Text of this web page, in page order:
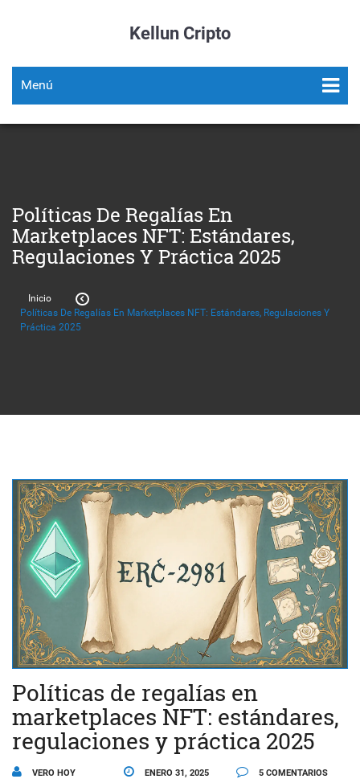
Kellun Cripto
Menú
Políticas De Regalías En
Marketplaces NFT: Estándares,
Regulaciones Y Práctica 2025
Inicio
Políticas De Regalías En Marketplaces NFT: Estándares, Regulaciones Y
Práctica 2025
Políticas de regalías en
marketplaces NFT: estándares,
regulaciones y práctica 2025
VERO HOY ENERO 31, 2025 5 COMENTARIOS